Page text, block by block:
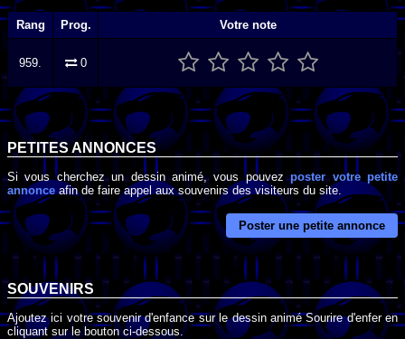
Rang Prog. Votre note
959. 0
PETITES ANNONCES
Si vous cherchez un dessin animé, vous pouvezposter votre petite
annonce afin de faire appel aux souvenirs des visiteurs du site.
Poster une petite annonce
SOUVENIRS
Ajoutez ici votre souvenir d'enfance sur le dessin animé Sourire d'enfer en
cliquant sur le bouton ci-dessous.